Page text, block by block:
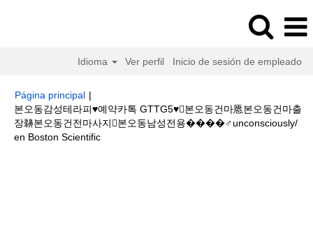
Idioma Ver perfil Inicio de sesión de empleado
Página principal |
본오동감성테라피♥예약카톡 GTTG5♥본오동건마㥦본오동건마출
장䶏본오동건전마사지본오동남성전용����‍♂️unconsciously/
en Boston Scientific(página